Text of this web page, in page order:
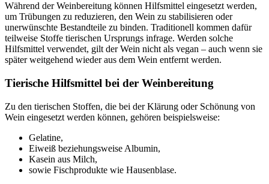
Während der Weinbereitung können Hilfsmittel eingesetzt werden,
um Trübungen zu reduzieren, den Wein zu stabilisieren oder
unerwünschte Bestandteile zu binden. Traditionell kommen dafür
teilweise Stoffe tierischen Ursprungs infrage. Werden solche
Hilfsmittel verwendet, gilt der Wein nicht als vegan – auch wenn sie
später weitgehend wieder aus dem Wein entfernt werden.
Tierische Hilfsmittel bei der Weinbereitung
Zu den tierischen Stoffen, die bei der Klärung oder Schönung von
Wein eingesetzt werden können, gehören beispielsweise:
Gelatine,
Eiweiß beziehungsweise Albumin,
Kasein aus Milch,
sowie Fischprodukte wie Hausenblase.